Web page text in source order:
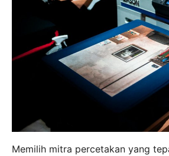
Memilih mitra percetakan yang